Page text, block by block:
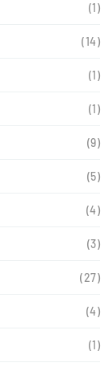
(1)
(14)
(1)
(1)
(9)
(5)
(4)
(3)
(27)
(4)
(1)